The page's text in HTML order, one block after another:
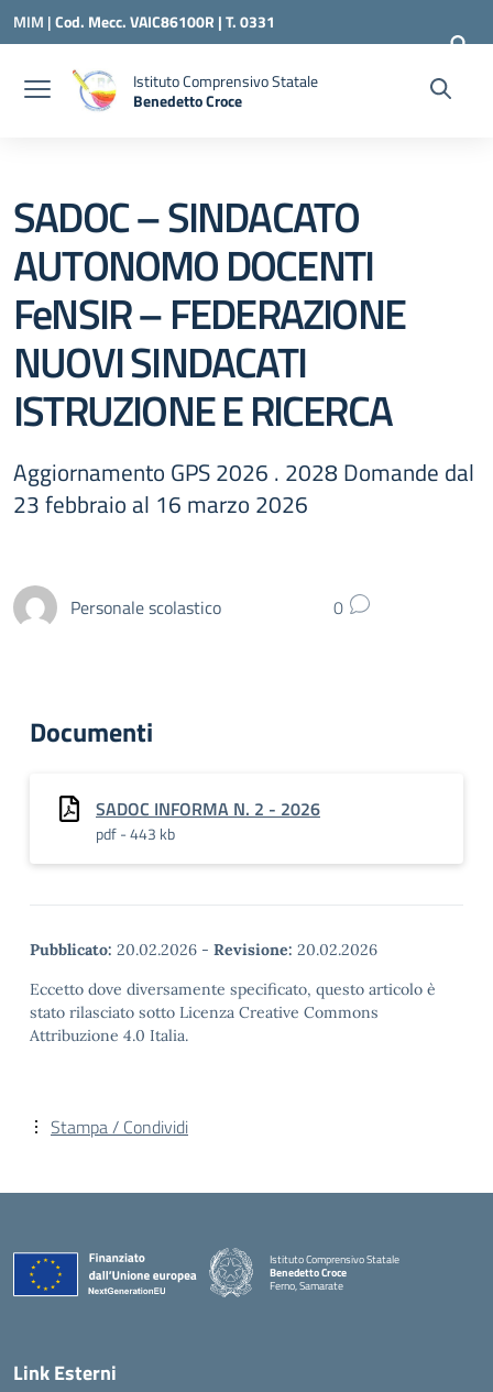
Vai ai contenuti
Vai al menu di navigazione
Vai al footer
MIM |Cod. Mecc. VAIC86100R | T. 0331
240260 | VAIC86100R@ISTRUZIONE.IT
Istituto Comprensivo Statale
Benedetto Croce
SADOC – SINDACATO
AUTONOMO DOCENTI
FeNSIR – FEDERAZIONE
NUOVI SINDACATI
ISTRUZIONE E RICERCA
Aggiornamento GPS 2026 . 2028 Domande dal
23 febbraio al 16 marzo 2026
Personale scolastico 0
Documenti
SADOC INFORMA N. 2 - 2026
pdf - 443 kb
Pubblicato: 20.02.2026 - Revisione: 20.02.2026
Eccetto dove diversamente specificato, questo articolo è
stato rilasciato sotto Licenza Creative Commons
Attribuzione 4.0 Italia.
Stampa / Condividi
Istituto Comprensivo Statale
Benedetto Croce
Ferno, Samarate
Link Esterni